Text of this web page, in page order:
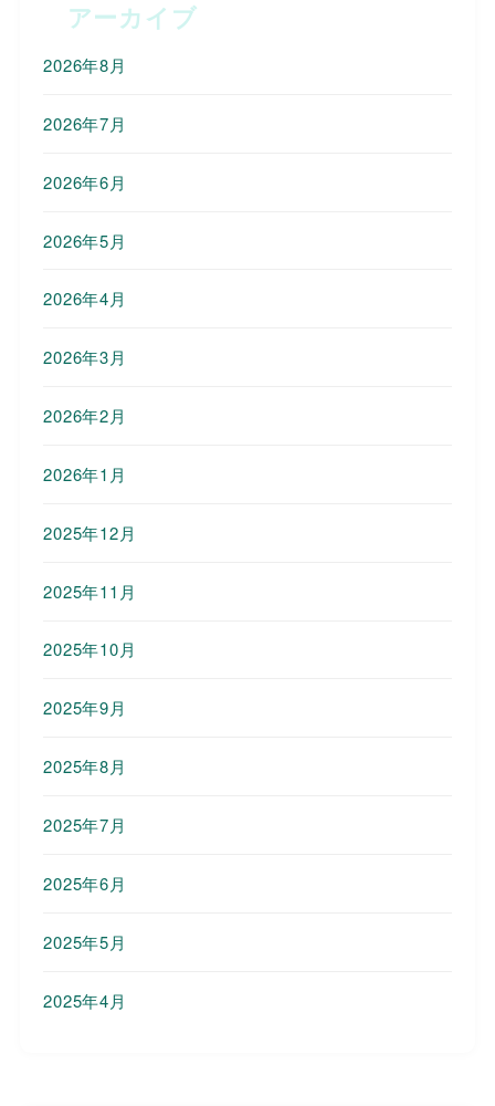
アーカイブ
2026年8月
2026年7月
2026年6月
2026年5月
2026年4月
2026年3月
2026年2月
2026年1月
2025年12月
2025年11月
2025年10月
2025年9月
2025年8月
2025年7月
2025年6月
2025年5月
2025年4月